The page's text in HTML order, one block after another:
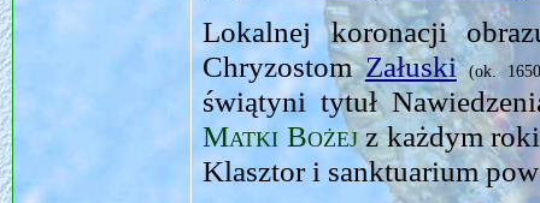
Lokalnej koronacji
ChryzostomZałuski (ok.
świątyni tytuł
Matki Bożejz każdym
Klasztor i sanktuarium